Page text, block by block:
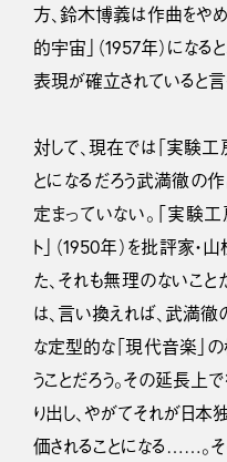
方、鈴木博義は作曲をやめ
的宇宙」（1957年）にな
表現が確立されていると言
対して、現在では「実験工
とになるだろう武満徹の
定まっていない。「実験
ト」（1950年）を批評家
た、それも無理のないこと
は、言い換えれば、武満
な定型的な「現代音楽」の
うことだろう。その延長
り出し、やがてそれが日
価されることになる……。